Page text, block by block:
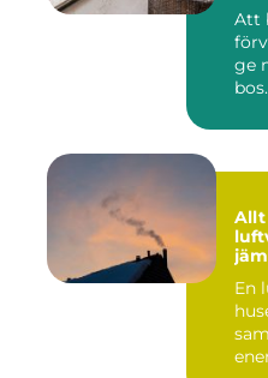
Att
ge
Allt
En